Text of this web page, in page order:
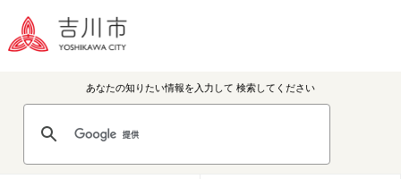
あなたの知りたい情報を入力して 検索してください